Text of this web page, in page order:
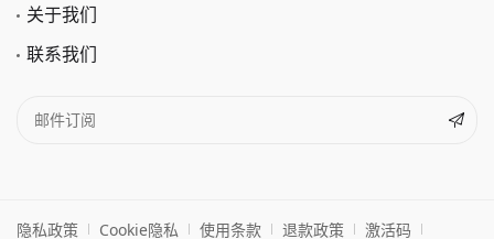
关于我们
联系我们
隐私政策 Cookie隐私 使用条款 退款政策 激活码